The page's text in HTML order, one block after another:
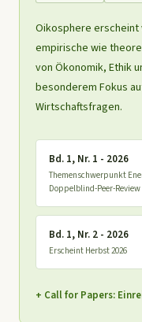
Oikosphere
empirische wie
von Ökonomik, Ethik
besonderem Fokus
Wirtschaftsfragen.
Bd. 1, Nr. 1 - 2026
Themenschwerpunkt
Doppelblind-Peer-Review
Bd. 1, Nr. 2 - 2026
Erscheint Herbst 2026
+ Call for Papers: